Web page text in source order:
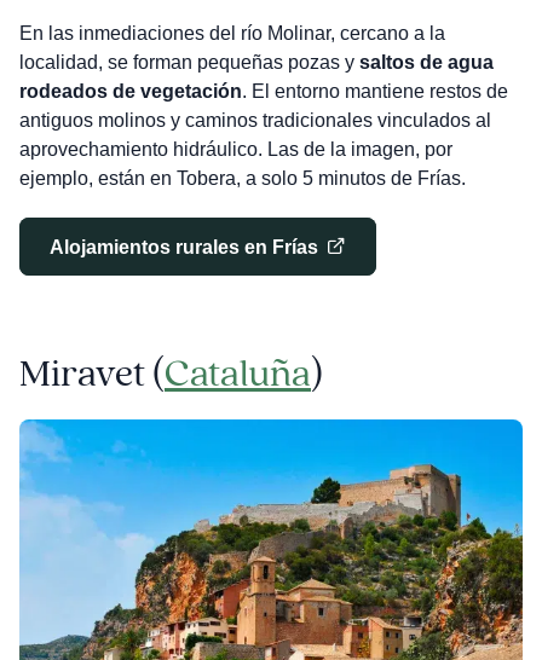
En las inmediaciones del río Molinar, cercano a la
localidad, se forman pequeñas pozas y saltos de agua
rodeados de vegetación. El entorno mantiene restos de
antiguos molinos y caminos tradicionales vinculados al
aprovechamiento hidráulico. Las de la imagen, por
ejemplo, están en Tobera, a solo 5 minutos de Frías.
Alojamientos rurales en Frías
Miravet (Cataluña)